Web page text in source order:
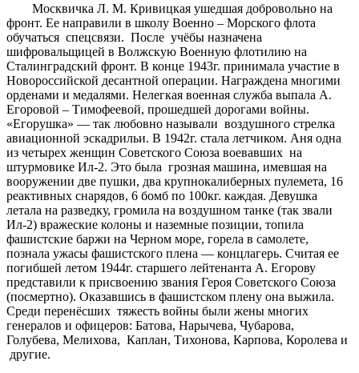
Москвичка Л. М. Кривицкая ушедшая добровольно на
фронт. Ее направили в школу Военно – Морского флота
обучаться спецсвязи. После учёбы назначена
шифровальщицей в Волжскую Военную флотилию на
Сталинградский фронт. В конце 1943г. принимала участие в
Новороссийской десантной операции. Награждена многими
орденами и медалями. Нелегкая военная служба выпала А.
Егоровой – Тимофеевой, прошедшей дорогами войны.
«Егорушка» — так любовно называли воздушного стрелка
авиационной эскадрильи. В 1942г. стала летчиком. Аня одна
из четырех женщин Советского Союза воевавших на
штурмовике Ил-2. Это была грозная машина, имевшая на
вооружении две пушки, два крупнокалиберных пулемета, 16
реактивных снарядов, 6 бомб по 100кг. каждая. Девушка
летала на разведку, громила на воздушном танке (так звали
Ил-2) вражеские колоны и наземные позиции, топила
фашистские баржи на Черном море, горела в самолете,
познала ужасы фашистского плена — концлагерь. Считая ее
погибшей летом 1944г. старшего лейтенанта А. Егорову
представили к присвоению звания Героя Советского Союза
(посмертно). Оказавшись в фашистском плену она выжила.
Среди перенёсших тяжесть войны были жены многих
генералов и офицеров: Батова, Нарычева, Чубарова,
Голубева, Мелихова, Каплан, Тихонова, Карпова, Королева и
другие.